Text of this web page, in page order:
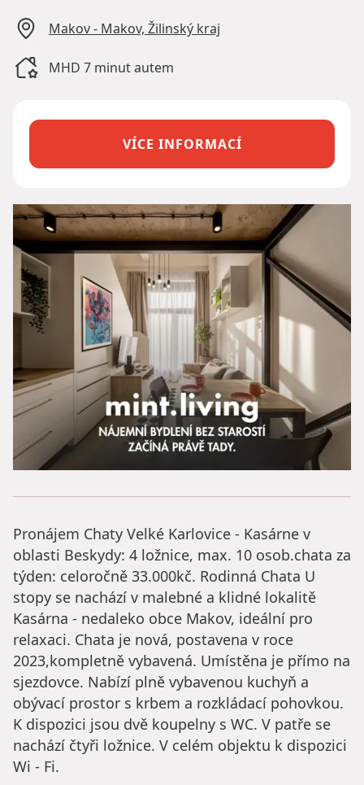
Makov - Makov, Žilinský kraj
MHD 7 minut autem
VÍCE INFORMACÍ
Pronájem Chaty Velké Karlovice - Kasárne v
oblasti Beskydy: 4 ložnice, max. 10 osob.chata za
týden: celoročně 33.000kč. Rodinná Chata U
stopy se nachází v malebné a klidné lokalitě
Kasárna - nedaleko obce Makov, ideální pro
relaxaci. Chata je nová, postavena v roce
2023,kompletně vybavená. Umístěna je přímo na
sjezdovce. Nabízí plně vybavenou kuchyň a
obývací prostor s krbem a rozkládací pohovkou.
K dispozici jsou dvě koupelny s WC. V patře se
nachází čtyři ložnice. V celém objektu k dispozici
Wi - Fi.